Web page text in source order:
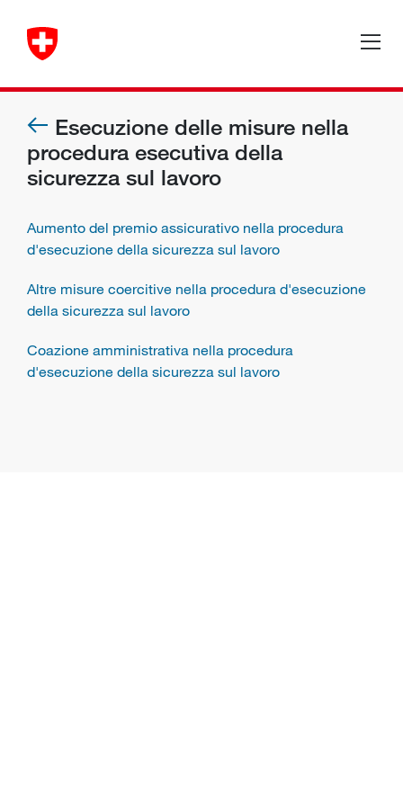
Esecuzione delle misure nella
procedura esecutiva della
sicurezza sul lavoro
Aumento del premio assicurativo nella procedura
d'esecuzione della sicurezza sul lavoro
Altre misure coercitive nella procedura d'esecuzione
della sicurezza sul lavoro
Coazione amministrativa nella procedura
d'esecuzione della sicurezza sul lavoro